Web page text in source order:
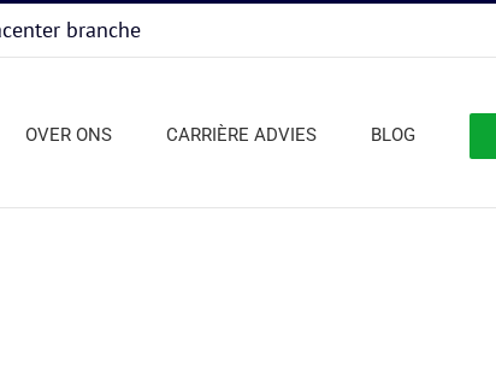
branche
OVER ONS CARRIÈRE ADVIES BLOG